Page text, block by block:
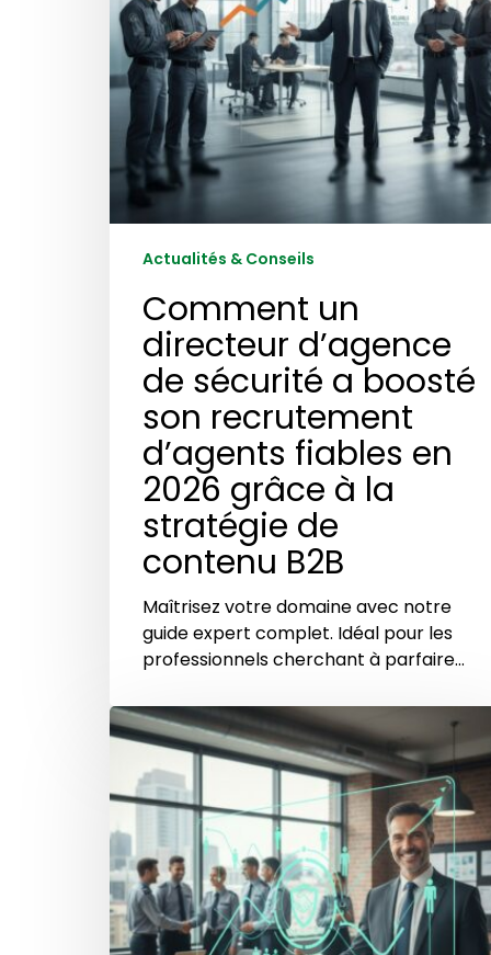
boosté
son
recrutement
d’agents
fiables
en
2026
grâce
à
contenu
Actualités & Conseils
Comment un
directeur d’agence
de sécurité a boosté
son recrutement
d’agents fiables en
2026 grâce à la
stratégie de
contenu B2B
Maîtrisez votre domaine avec notre
guide expert complet. Idéal pour les
professionnels cherchant à parfaire…
Comment
un
directeur
d’agence
sécurité
a
réduit
le